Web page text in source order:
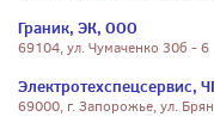
Граник, ЭК, ООО
69104, ул. Чумаченко 30б - 6
Электротехспецсервис,
69000, г. Запорожье, ул.